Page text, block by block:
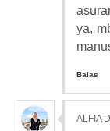
ya,
Balas
ALFIA